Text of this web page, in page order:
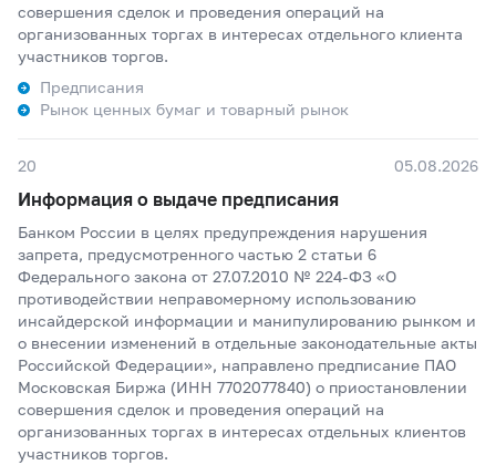
совершения сделок и проведения операций на
организованных торгах в интересах отдельного клиента
участников торгов.
Предписания
Рынок ценных бумаг и товарный рынок
20 05.08.2026
Информация о выдаче предписания
Банком России в целях предупреждения нарушения
запрета, предусмотренного частью 2 статьи 6
Федерального закона от 27.07.2010 № 224-ФЗ «О
противодействии неправомерному использованию
инсайдерской информации и манипулированию рынком и
о внесении изменений в отдельные законодательные акты
Российской Федерации», направлено предписание ПАО
Московская Биржа (ИНН 7702077840) о приостановлении
совершения сделок и проведения операций на
организованных торгах в интересах отдельных клиентов
участников торгов.